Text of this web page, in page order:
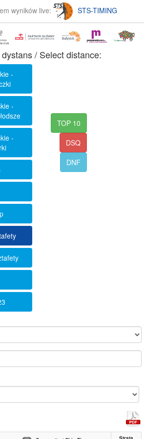
wyników live: STS-TIMING
/ Select distance:
-
-
-
TOP 10
DSQ
DNF